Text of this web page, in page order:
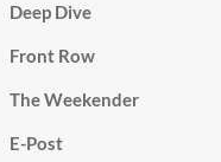
Deep Dive
Front Row
The Weekender
E-Post